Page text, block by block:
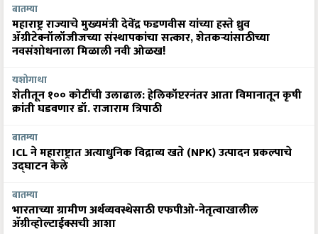
बातम्या
महाराष्ट्र राज्याचे मुख्यमंत्री देवेंद्र फडणवीस यांच्या हस्ते ध्रुव
ॲग्रीटेक्नॉलॉजीजच्या संस्थापकांचा सत्कार, शेतकऱ्यांसाठीच्या
नवसंशोधनाला मिळाली नवी ओळख!
यशोगाथा
शेतीतून १०० कोटींची उलाढाल: हेलिकॉप्टरनंतर आता विमानातून कृषी
क्रांती घडवणार डॉ. राजाराम त्रिपाठी
बातम्या
ICL ने महाराष्ट्रात अत्याधुनिक विद्राव्य खते (NPK) उत्पादन प्रकल्पाचे
उद्घाटन केले
बातम्या
भारताच्या ग्रामीण अर्थव्यवस्थेसाठी एफपीओ-नेतृत्वाखालील
अ‍ॅग्रीव्होल्टाईक्सची आशा